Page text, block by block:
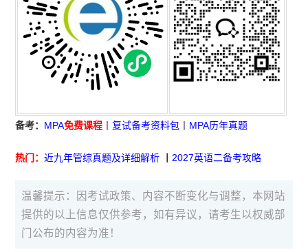
备考： MPA免费课程 丨复试备考资料包 MPA历年真题
热门：近九年管综真题及详细解析 2027英语二备考攻略
温馨提示：因考试政策、内容不断变化与调整，本网站
提供的以上信息仅供参考，如有异议，请考生以权威部
门公布的内容为准！